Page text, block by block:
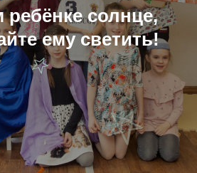
солнце,
ему светить!